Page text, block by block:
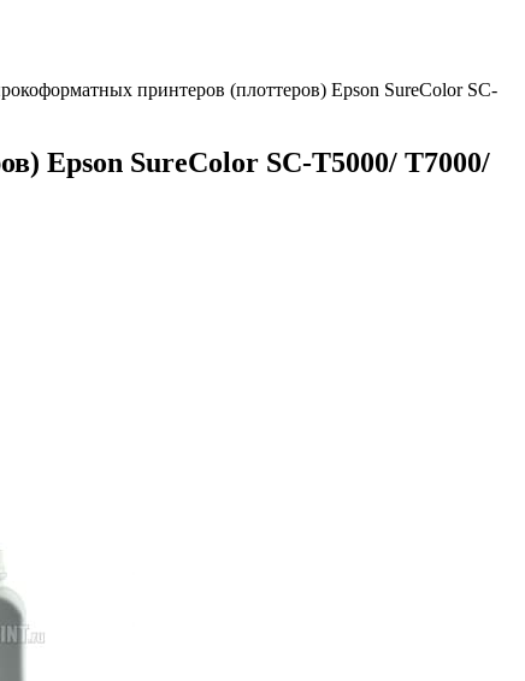
принтеров (плоттеров) Epson SureColor SC-
Epson SureColor SC-T5000/ T7000/